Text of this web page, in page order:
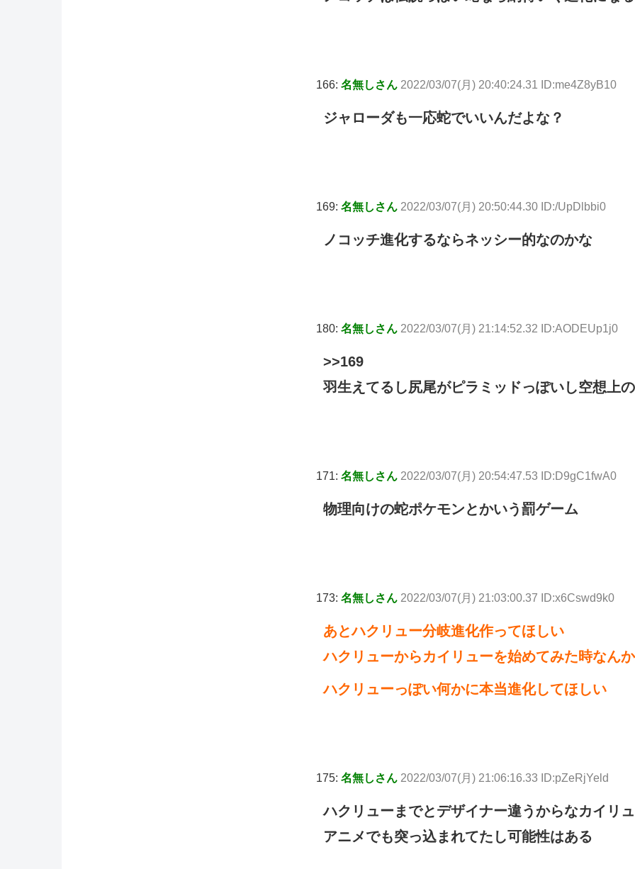
166: 名無しさん 2022/03/07(月) 20:40:24.31 ID:me4Z8yB10
ジャローダも一応蛇でいいんだよな？
169: 名無しさん 2022/03/07(月) 20:50:44.30 ID:/UpDlbbi0
ノコッチ進化するならネッシー的なのかな
180: 名無しさん 2022/03/07(月) 21:14:52.32 ID:AODEUp1j0
>>169
羽生えてるし尻尾がピラミッドっぽいし空想上
171: 名無しさん 2022/03/07(月) 20:54:47.53 ID:D9gC1fwA0
物理向けの蛇ポケモンとかいう罰ゲーム
173: 名無しさん 2022/03/07(月) 21:03:00.37 ID:x6Cswd9k0
あとハクリュー分岐進化作ってほしい
ハクリューからカイリューを始めてみた時なん
ハクリューっぽい何かに本当進化してほしい
175: 名無しさん 2022/03/07(月) 21:06:16.33 ID:pZeRjYeld
ハクリューまでとデザイナー違うからなカイリ
アニメでも突っ込まれてたし可能性はある